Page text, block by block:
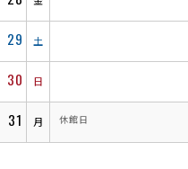
29 土
30 日
31 月 休館日